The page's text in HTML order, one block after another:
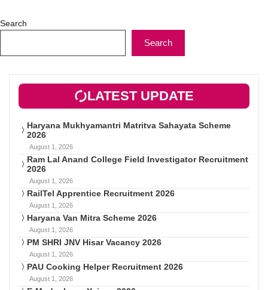
Search
Search
LATEST UPDATE
Haryana Mukhyamantri Matritva Sahayata Scheme
2026
August 1, 2026
Ram Lal Anand College Field Investigator Recruitment
2026
August 1, 2026
RailTel Apprentice Recruitment 2026
August 1, 2026
Haryana Van Mitra Scheme 2026
August 1, 2026
PM SHRI JNV Hisar Vacancy 2026
August 1, 2026
PAU Cooking Helper Recruitment 2026
August 1, 2026